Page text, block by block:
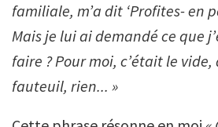
familiale, m’a dit ‘Profites- en
Mais je lui ai demandé ce que
faire ? Pour moi, c’était le
fauteuil, rien... »